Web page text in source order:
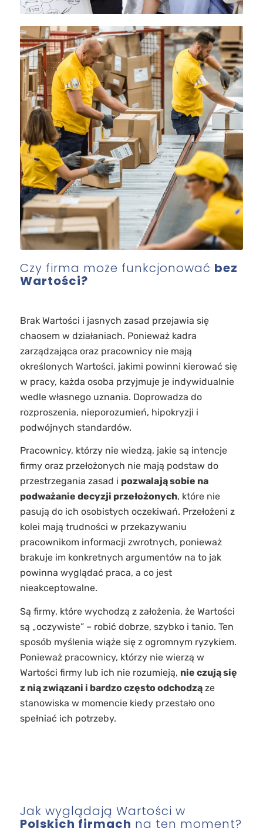
Czy firma może funkcjonować bez
Wartości?
Brak Wartości i jasnych zasad przejawia się
chaosem w działaniach. Ponieważ kadra
zarządzająca oraz pracownicy nie mają
określonych Wartości, jakimi powinni kierować się
w pracy, każda osoba przyjmuje je indywidualnie
wedle własnego uznania. Doprowadza do
rozproszenia, nieporozumień, hipokryzji i
podwójnych standardów.
Pracownicy, którzy nie wiedzą, jakie są intencje
firmy oraz przełożonych nie mają podstaw do
przestrzegania zasad i pozwalają sobie na
podważanie decyzji przełożonych, które nie
pasują do ich osobistych oczekiwań. Przełożeni z
kolei mają trudności w przekazywaniu
pracownikom informacji zwrotnych, ponieważ
brakuje im konkretnych argumentów na to jak
powinna wyglądać praca, a co jest
nieakceptowalne.
Są firmy, które wychodzą z założenia, że Wartości
są „oczywiste” – robić dobrze, szybko i tanio. Ten
sposób myślenia wiąże się z ogromnym ryzykiem.
Ponieważ pracownicy, którzy nie wierzą w
Wartości firmy lub ich nie rozumieją, nie czują się
z nią związani i bardzo często odchodząze
stanowiska w momencie kiedy przestało ono
spełniać ich potrzeby.
Jak wyglądają Wartości w
Polskich firmach na ten moment?